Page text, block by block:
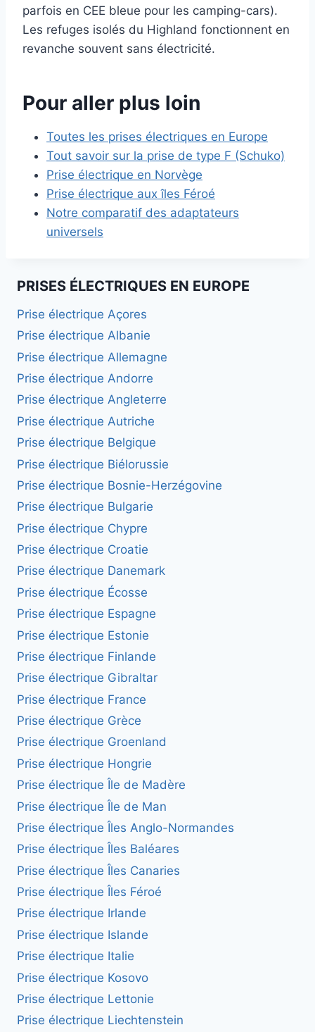
parfois en CEE bleue pour les camping-cars).
Les refuges isolés du Highland fonctionnent en
revanche souvent sans électricité.
Pour aller plus loin
Toutes les prises électriques en Europe
Tout savoir sur la prise de type F (Schuko)
Prise électrique en Norvège
Prise électrique aux îles Féroé
Notre comparatif des adaptateurs
universels
PRISES ÉLECTRIQUES EN EUROPE
Prise électrique Açores
Prise électrique Albanie
Prise électrique Allemagne
Prise électrique Andorre
Prise électrique Angleterre
Prise électrique Autriche
Prise électrique Belgique
Prise électrique Biélorussie
Prise électrique Bosnie-Herzégovine
Prise électrique Bulgarie
Prise électrique Chypre
Prise électrique Croatie
Prise électrique Danemark
Prise électrique Écosse
Prise électrique Espagne
Prise électrique Estonie
Prise électrique Finlande
Prise électrique Gibraltar
Prise électrique France
Prise électrique Grèce
Prise électrique Groenland
Prise électrique Hongrie
Prise électrique Île de Madère
Prise électrique Île de Man
Prise électrique Îles Anglo-Normandes
Prise électrique Îles Baléares
Prise électrique Îles Canaries
Prise électrique Îles Féroé
Prise électrique Irlande
Prise électrique Islande
Prise électrique Italie
Prise électrique Kosovo
Prise électrique Lettonie
Prise électrique Liechtenstein